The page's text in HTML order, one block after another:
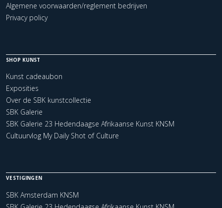
Algemene voorwaarden/reglement bedrijven
Privacy policy
SHOP KUNST
Kunst cadeaubon
Exposities
Over de SBK kunstcollectie
SBK Galerie
SBK Galerie 23 Hedendaagse Afrikaanse Kunst KNSM
Cultuurvlog My Daily Shot of Culture
VESTIGINGEN
SBK Amsterdam KNSM